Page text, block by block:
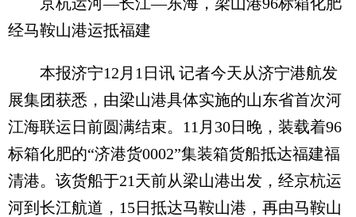
经马鞍山港运抵福建
本报济宁12月1日讯 记者今天从济宁港航发
展集团获悉，由梁山港具体实施的山东省首次河
江海联运日前圆满结束。11月30日晚，装载着96
标箱化肥的“济港货0002”集装箱货船抵达福建福
清港。该货船于21天前从梁山港出发，经京杭运
河到长江航道，15日抵达马鞍山港，再由马鞍山